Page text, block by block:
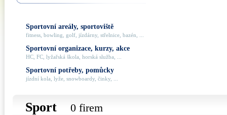
Sportovní areály, sportoviště
fitness, bowling, golf, jízdárny, střelnice, bazén, ...
Sportovní organizace, kurzy, akce
HC, FC, lyžařská škola, horská služba, ...
Sportovní potřeby, pomůcky
jízdní kola, lyže, snowboardy, činky, ...
Sport 0 firem